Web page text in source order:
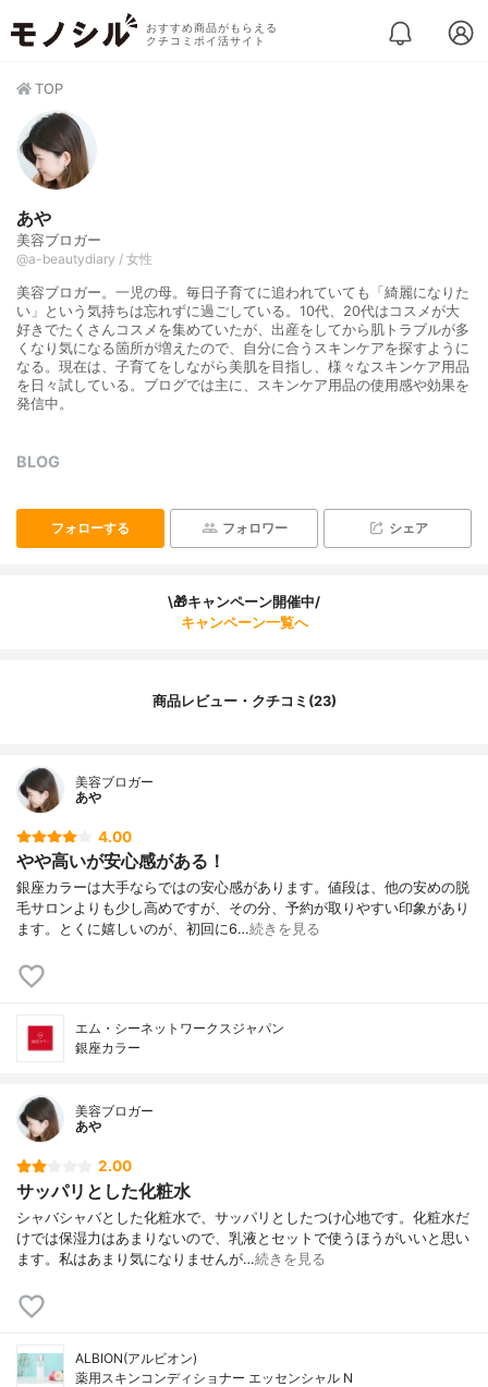
おすすめ商品がもらえる
クチコミポイ活サイト
TOP
あや
美容ブロガー
@a-beautydiary / 女性
美容ブロガー。一児の母。毎日子育てに追われていても「綺麗になりた
い」という気持ちは忘れずに過ごしている。10代、20代はコスメが大
好きでたくさんコスメを集めていたが、出産をしてから肌トラブルが多
くなり気になる箇所が増えたので、自分に合うスキンケアを探すように
なる。現在は、子育てをしながら美肌を目指し、様々なスキンケア用品
を日々試している。ブログでは主に、スキンケア用品の使用感や効果を
発信中。
BLOG
フォローする フォロワー シェア
\🎁キャンペーン開催中/
キャンペーン一覧へ
商品レビュー・クチコミ(23)
美容ブロガー
あや
4.00
やや高いが安心感がある！
銀座カラーは大手ならではの安心感があります。値段は、他の安めの脱
毛サロンよりも少し高めですが、その分、予約が取りやすい印象があり
ます。とくに嬉しいのが、初回に6…続きを見る
エム・シーネットワークスジャパン
銀座カラー
美容ブロガー
あや
2.00
サッパリとした化粧水
シャバシャバとした化粧水で、サッパリとしたつけ心地です。化粧水だ
けでは保湿力はあまりないので、乳液とセットで使うほうがいいと思い
ます。私はあまり気になりませんが…続きを見る
ALBION(アルビオン)
薬用スキンコンディショナー エッセンシャル N